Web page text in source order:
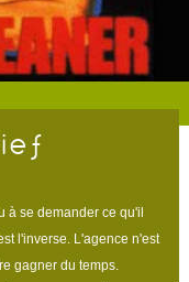
à se demander ce qu'il
l'inverse. L'agence n'est
gagner du temps.